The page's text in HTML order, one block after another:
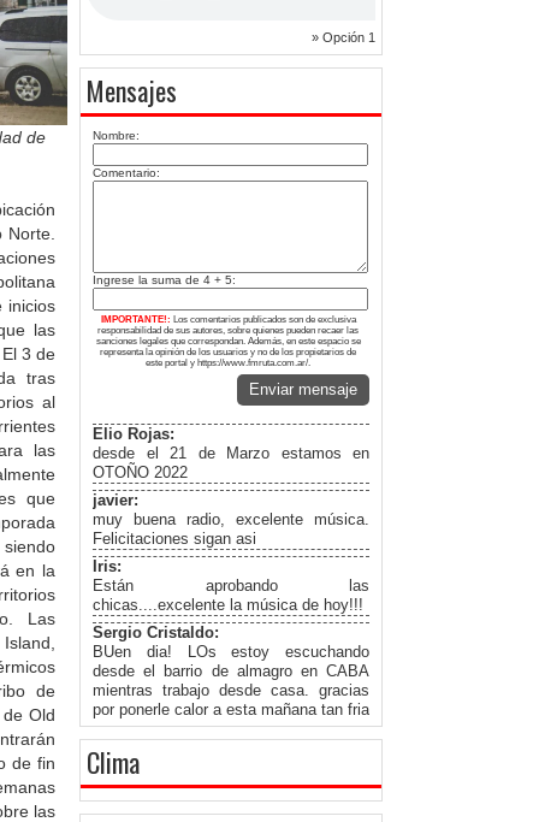
de
inicios
las
3 de
tras
al
las
que
siendo
en la
Las
de
Old
de fin
las
» Opción 1
Mensajes
Nombre:
Comentario:
Ingrese la suma de 4 + 5:
IMPORTANTE!: Los comentarios publicados son de exclusiva
responsabilidad de sus autores, sobre quienes pueden recaer las
sanciones legales que correspondan. Además, en este espacio se
representa la opinión de los usuarios y no de los propietarios de
este portal y https://www.fmruta.com.ar/.
Enviar mensaje
Elio Rojas:
desde el 21 de Marzo estamos en
OTOÑO 2022
javier:
muy buena radio, excelente música.
Felicitaciones sigan asi
Iris:
Están aprobando las
chicas....excelente la música de hoy!!!
Sergio Cristaldo:
BUen dia! LOs estoy escuchando
desde el barrio de almagro en CABA
mientras trabajo desde casa. gracias
por ponerle calor a esta mañana tan fria
aca tambien. Saludos!
RUBENS SIVIERO:
HOY 12 DE JUNIO SE CUMPLE UN
PETRA PEPA VARGAS DE SIVIERO,
Clima